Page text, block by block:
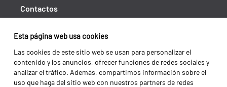
Esta página web usa cookies
Las cookies de este sitio web se usan para personalizar el
contenido y los anuncios, ofrecer funciones de redes sociales y
analizar el tráfico. Además, compartimos información sobre el
uso que haga del sitio web con nuestros partners de redes
Contactos
Shipping returns
Política de privacidad
Términos y condiciones